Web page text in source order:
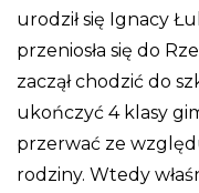
urodził się Ignacy
przeniosła się do
zaczął chodzić do
ukończyć 4 klasy
przerwać ze
rodziny. Wtedy